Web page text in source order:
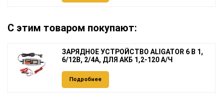
С этим товаром покупают:
ЗАРЯДНОЕ УСТРОЙСТВО ALIGATOR 6 В 1,
6/12В, 2/4А, ДЛЯ АКБ 1,2-120 А/Ч
Подробнее